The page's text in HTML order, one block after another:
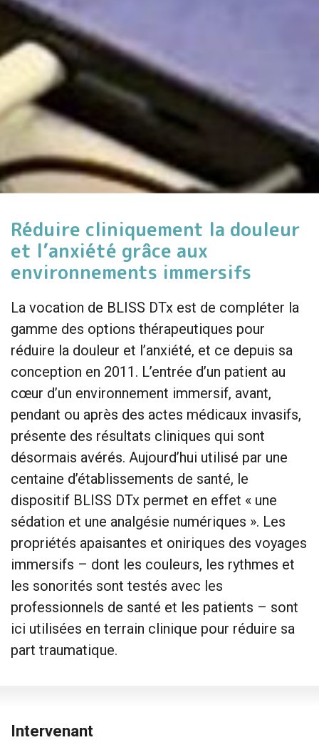
Réduire cliniquement la douleur
et l’anxiété grâce aux
environnements immersifs
La vocation de BLISS DTx est de compléter la
gamme des options thérapeutiques pour
réduire la douleur et l’anxiété, et ce depuis sa
conception en 2011. L’entrée d’un patient au
cœur d’un environnement immersif, avant,
pendant ou après des actes médicaux invasifs,
présente des résultats cliniques qui sont
désormais avérés. Aujourd’hui utilisé par une
centaine d’établissements de santé, le
dispositif BLISS DTx permet en effet « une
sédation et une analgésie numériques ». Les
propriétés apaisantes et oniriques des voyages
immersifs – dont les couleurs, les rythmes et
les sonorités sont testés avec les
professionnels de santé et les patients – sont
ici utilisées en terrain clinique pour réduire sa
part traumatique.
Intervenant